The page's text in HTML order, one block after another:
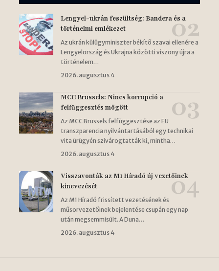
Lengyel-ukrán feszültség: Bandera és a
történelmi emlékezet
Az ukrán külügyminiszter békítő szavai ellenére a
Lengyelország és Ukrajna közötti viszony újra a
történelem…
2026. augusztus 4
MCC Brussels: Nincs korrupció a
felfüggesztés mögött
Az MCC Brussels felfüggesztése az EU
transzparencia nyilvántartásából egy technikai
vita ürügyén szivárogtatták ki, mintha…
2026. augusztus 4
Visszavonták az M1 Híradó új vezetőinek
kinevezését
Az M1 Híradó frissített vezetésének és
műsorvezetőinek bejelentése csupán egy nap
után megsemmisült. A Duna…
2026. augusztus 4